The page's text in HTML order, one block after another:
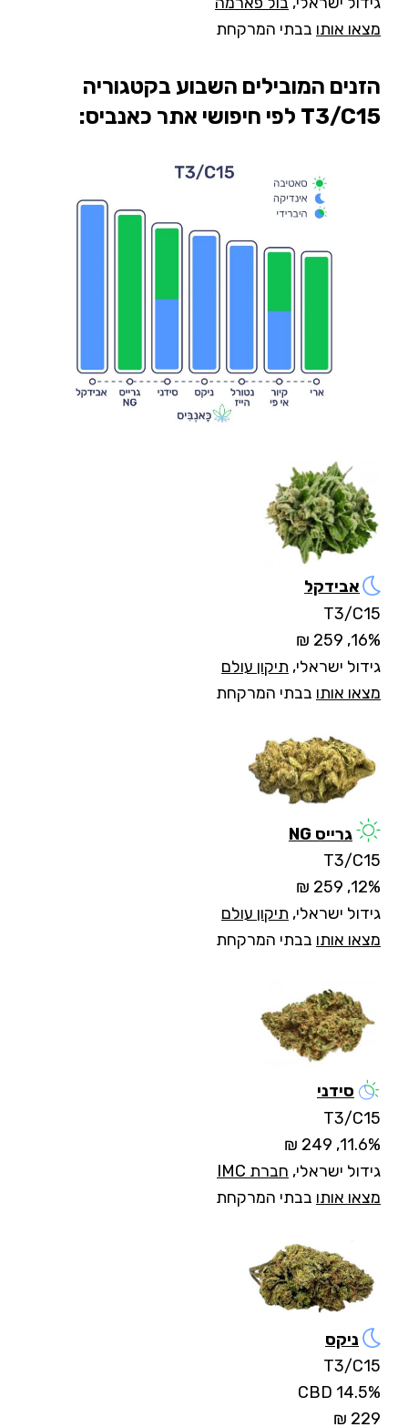
מצאו אותו בבתי המרקחת
הזנים המובילים השבוע בקטגוריה
T3/C15 לפי חיפושי אתר כאנביס:
אבידקל
T3/C15
16%, 259 ₪
גידול ישראלי, תיקון עולם
מצאו אותו בבתי המרקחת
גרייס NG
T3/C15
12%, 259 ₪
גידול ישראלי, תיקון עולם
מצאו אותו בבתי המרקחת
סידני
T3/C15
11.6%, 249 ₪
גידול ישראלי, חברת IMC
מצאו אותו בבתי המרקחת
ניקס
T3/C15
14.5% CBD
229 ₪